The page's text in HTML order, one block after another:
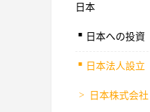
日本
. 日本への投資
. 日本法人設立
> 日本株式会社